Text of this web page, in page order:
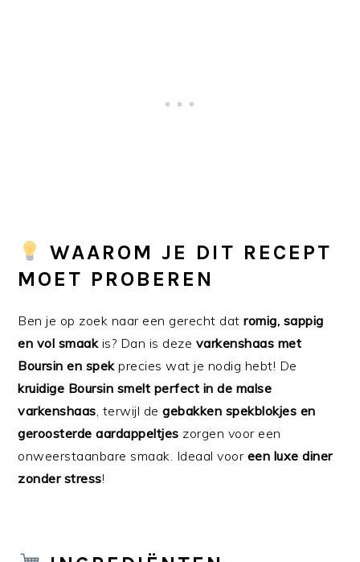
WAAROM JE DIT RECEPT
MOET PROBEREN
Ben je op zoek naar een gerecht datromig, sappig
en vol smaakis? Dan is deze varkenshaas met
Boursin en spekprecies wat je nodig hebt! De
kruidige Boursin smelt perfect in de malse
varkenshaas, terwijl degebakken spekblokjes en
geroosterde aardappeltjes zorgen voor een
onweerstaanbare smaak. Ideaal voor een luxe diner
zonder stress!